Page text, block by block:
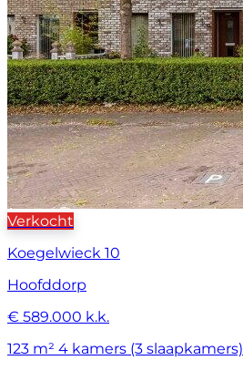
Verkocht
Koegelwieck 10
Hoofddorp
€ 589.000 k.k.
123 m² 4 kamers (3 slaapkamers)